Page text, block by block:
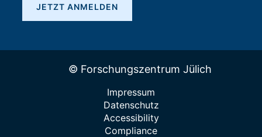
JETZT ANMELDEN
© Forschungszentrum Jülich
Impressum
Datenschutz
Accessibility
Compliance